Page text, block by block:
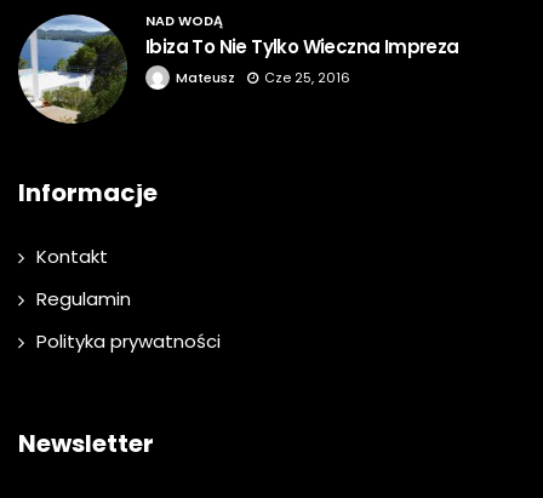
NAD WODĄ
Ibiza To Nie Tylko Wieczna Impreza
Mateusz Cze 25, 2016
Informacje
Kontakt
Regulamin
Polityka prywatności
Newsletter